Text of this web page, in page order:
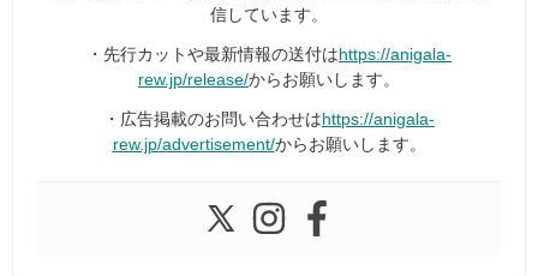
信しています。
・先行カットや最新情報の送付は https://anigala-
rew.jp/release/からお願いします。
・広告掲載のお問い合わせは https://anigala-
rew.jp/advertisement/からお願いします。